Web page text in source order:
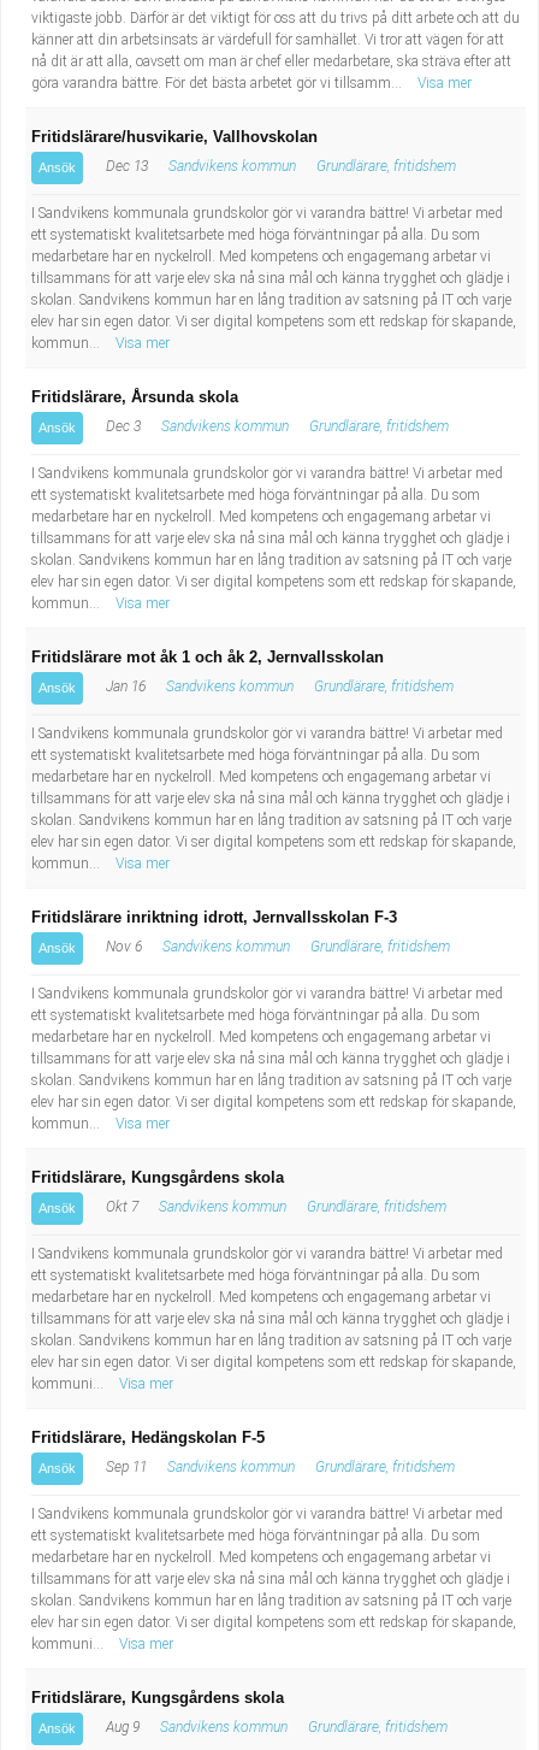
viktigaste jobb. Därför är det viktigt för oss att du trivs på ditt arbete och att du
känner att din arbetsinsats är värdefull för samhället. Vi tror att vägen för att
nå dit är att alla, oavsett om man är chef eller medarbetare, ska sträva efter att
göra varandra bättre. För det bästa arbetet gör vi tillsamm...
Visa mer
Fritidslärare/husvikarie, Vallhovskolan
Ansök Dec 13 Sandvikens kommun Grundlärare, fritidshem
I Sandvikens kommunala grundskolor gör vi varandra bättre! Vi arbetar med
ett systematiskt kvalitetsarbete med höga förväntningar på alla. Du som
medarbetare har en nyckelroll. Med kompetens och engagemang arbetar vi
tillsammans för att varje elev ska nå sina mål och känna trygghet och glädje i
skolan. Sandvikens kommun har en lång tradition av satsning på IT och varje
elev har sin egen dator. Vi ser digital kompetens som ett redskap för skapande,
kommun...
Visa mer
Fritidslärare, Årsunda skola
Ansök Dec 3 Sandvikens kommun Grundlärare, fritidshem
I Sandvikens kommunala grundskolor gör vi varandra bättre! Vi arbetar med
ett systematiskt kvalitetsarbete med höga förväntningar på alla. Du som
medarbetare har en nyckelroll. Med kompetens och engagemang arbetar vi
tillsammans för att varje elev ska nå sina mål och känna trygghet och glädje i
skolan. Sandvikens kommun har en lång tradition av satsning på IT och varje
elev har sin egen dator. Vi ser digital kompetens som ett redskap för skapande,
kommun...
Visa mer
Fritidslärare mot åk 1 och åk 2, Jernvallsskolan
Ansök Jan 16 Sandvikens kommun Grundlärare, fritidshem
I Sandvikens kommunala grundskolor gör vi varandra bättre! Vi arbetar med
ett systematiskt kvalitetsarbete med höga förväntningar på alla. Du som
medarbetare har en nyckelroll. Med kompetens och engagemang arbetar vi
tillsammans för att varje elev ska nå sina mål och känna trygghet och glädje i
skolan. Sandvikens kommun har en lång tradition av satsning på IT och varje
elev har sin egen dator. Vi ser digital kompetens som ett redskap för skapande,
kommun...
Visa mer
Fritidslärare inriktning idrott, Jernvallsskolan F-3
Ansök Nov 6 Sandvikens kommun Grundlärare, fritidshem
I Sandvikens kommunala grundskolor gör vi varandra bättre! Vi arbetar med
ett systematiskt kvalitetsarbete med höga förväntningar på alla. Du som
medarbetare har en nyckelroll. Med kompetens och engagemang arbetar vi
tillsammans för att varje elev ska nå sina mål och känna trygghet och glädje i
skolan. Sandvikens kommun har en lång tradition av satsning på IT och varje
elev har sin egen dator. Vi ser digital kompetens som ett redskap för skapande,
kommun...
Visa mer
Fritidslärare, Kungsgårdens skola
Ansök Okt 7 Sandvikens kommun Grundlärare, fritidshem
I Sandvikens kommunala grundskolor gör vi varandra bättre! Vi arbetar med
ett systematiskt kvalitetsarbete med höga förväntningar på alla. Du som
medarbetare har en nyckelroll. Med kompetens och engagemang arbetar vi
tillsammans för att varje elev ska nå sina mål och känna trygghet och glädje i
skolan. Sandvikens kommun har en lång tradition av satsning på IT och varje
elev har sin egen dator. Vi ser digital kompetens som ett redskap för skapande,
kommuni...
Visa mer
Fritidslärare, Hedängskolan F-5
Ansök Sep 11 Sandvikens kommun Grundlärare, fritidshem
I Sandvikens kommunala grundskolor gör vi varandra bättre! Vi arbetar med
ett systematiskt kvalitetsarbete med höga förväntningar på alla. Du som
medarbetare har en nyckelroll. Med kompetens och engagemang arbetar vi
tillsammans för att varje elev ska nå sina mål och känna trygghet och glädje i
skolan. Sandvikens kommun har en lång tradition av satsning på IT och varje
elev har sin egen dator. Vi ser digital kompetens som ett redskap för skapande,
kommuni...
Visa mer
Fritidslärare, Kungsgårdens skola
Ansök Aug 9 Sandvikens kommun Grundlärare, fritidshem